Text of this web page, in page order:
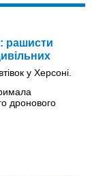
рашисти
дронового